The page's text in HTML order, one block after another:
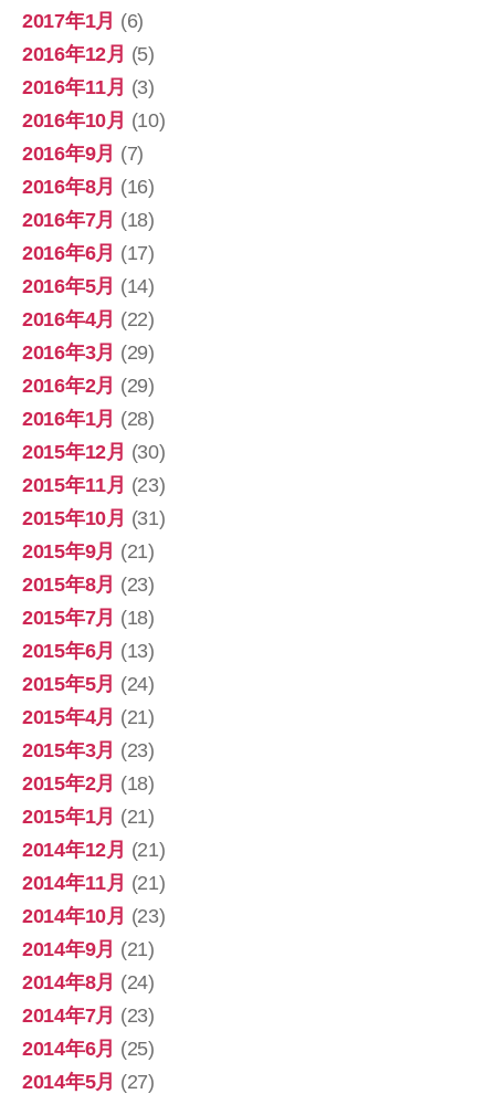
2017年1月 (6)
2016年12月 (5)
2016年11月 (3)
2016年10月 (10)
2016年9月 (7)
2016年8月 (16)
2016年7月 (18)
2016年6月 (17)
2016年5月 (14)
2016年4月 (22)
2016年3月 (29)
2016年2月 (29)
2016年1月 (28)
2015年12月 (30)
2015年11月 (23)
2015年10月 (31)
2015年9月 (21)
2015年8月 (23)
2015年7月 (18)
2015年6月 (13)
2015年5月 (24)
2015年4月 (21)
2015年3月 (23)
2015年2月 (18)
2015年1月 (21)
2014年12月 (21)
2014年11月 (21)
2014年10月 (23)
2014年9月 (21)
2014年8月 (24)
2014年7月 (23)
2014年6月 (25)
2014年5月 (27)